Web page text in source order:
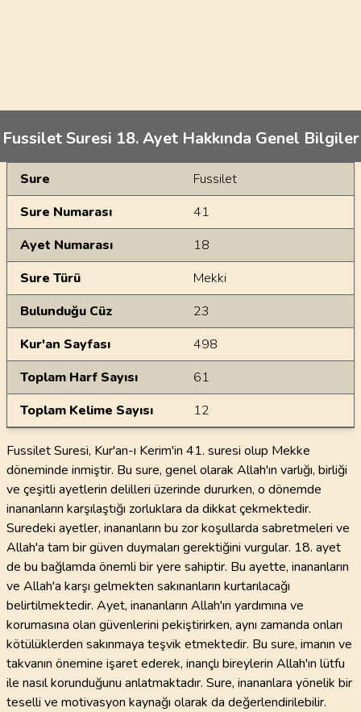
Fussilet Suresi 18. Ayet Hakkında Genel Bilgiler
Genel Bilgiler
Sure
Fussilet
Sure Numarası
41
Ayet Numarası
18
Sure Türü
Mekki
Bulunduğu Cüz
23
Kur'an Sayfası
498
Toplam Harf Sayısı
61
Toplam Kelime Sayısı
12
Fussilet Suresi, Kur'an-ı Kerim'in 41. suresi olup Mekke
döneminde inmiştir. Bu sure, genel olarak Allah'ın varlığı, birliği
ve çeşitli ayetlerin delilleri üzerinde dururken, o dönemde
inananların karşılaştığı zorluklara da dikkat çekmektedir.
Suredeki ayetler, inananların bu zor koşullarda sabretmeleri ve
Allah'a tam bir güven duymaları gerektiğini vurgular. 18. ayet
de bu bağlamda önemli bir yere sahiptir. Bu ayette, inananların
ve Allah'a karşı gelmekten sakınanların kurtarılacağı
belirtilmektedir. Ayet, inananların Allah'ın yardımına ve
korumasına olan güvenlerini pekiştirirken, aynı zamanda onları
kötülüklerden sakınmaya teşvik etmektedir. Bu sure, imanın ve
takvanın önemine işaret ederek, inançlı bireylerin Allah'ın lütfu
ile nasıl korunduğunu anlatmaktadır. Sure, inananlara yönelik bir
teselli ve motivasyon kaynağı olarak da değerlendirilebilir.